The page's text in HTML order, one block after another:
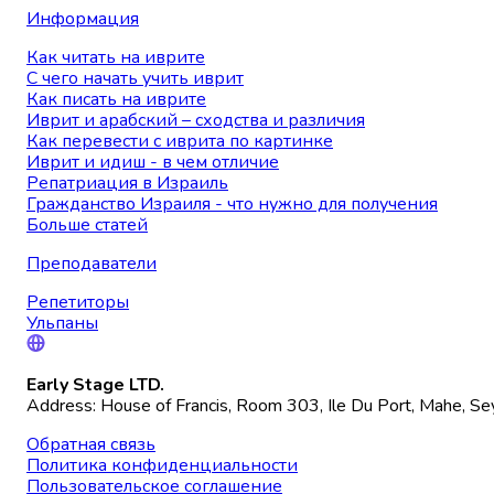
Информация
Как читать на иврите
С чего начать учить иврит
Как писать на иврите
Иврит и арабский – сходства и различия
Как перевести с иврита по картинке
Иврит и идиш - в чем отличие
Репатриация в Израиль
Гражданство Израиля - что нужно для получения
Больше статей
Преподаватели
Репетиторы
Ульпаны
Early Stage LTD.
Address: House of Francis, Room 303, Ile Du Port, Mahe,
Обратная связь
Политика конфиденциальности
Пользовательское соглашение